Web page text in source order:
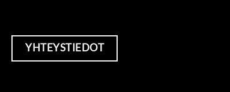
YHTEYSTIEDOT